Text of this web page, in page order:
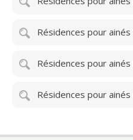
Résidences pour ainés
Résidences pour ainés
Résidences pour ainés